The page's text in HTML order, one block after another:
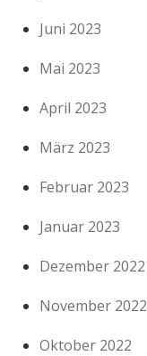
Juni 2023
Mai 2023
April 2023
März 2023
Februar 2023
Januar 2023
Dezember 2022
November 2022
Oktober 2022